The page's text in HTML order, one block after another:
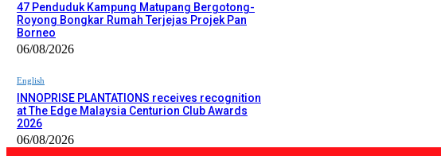
47 Penduduk Kampung Matupang Bergotong-
Royong Bongkar Rumah Terjejas Projek Pan
Borneo
06/08/2026
English
INNOPRISE PLANTATIONS receives recognition
at The Edge Malaysia Centurion Club Awards
2026
06/08/2026